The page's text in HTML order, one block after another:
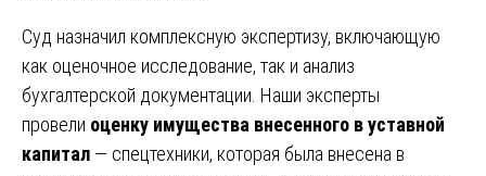
Суд назначил комплексную экспертизу, включающую
как оценочное исследование, так и анализ
бухгалтерской документации. Наши эксперты
провели оценку имущества внесенного в уставной
капитал — спецтехники, которая была внесена в